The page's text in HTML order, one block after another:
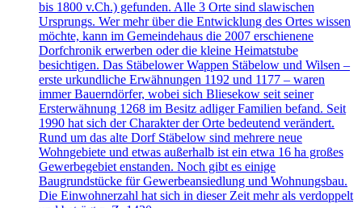
bis 1800 v.Ch.) gefunden. Alle 3 Orte sind slawischen
Ursprungs. Wer mehr über die Entwicklung des Ortes wissen
möchte, kann im Gemeindehaus die 2007 erschienene
Dorfchronik erwerben oder die kleine Heimatstube
besichtigen. Das Stäbelower Wappen Stäbelow und Wilsen –
erste urkundliche Erwähnungen 1192 und 1177 – waren
immer Bauerndörfer, wobei sich Bliesekow seit seiner
Ersterwähnung 1268 im Besitz adliger Familien befand. Seit
1990 hat sich der Charakter der Orte bedeutend verändert.
Rund um das alte Dorf Stäbelow sind mehrere neue
Wohngebiete und etwas außerhalb ist ein etwa 16 ha großes
Gewerbegebiet enstanden. Noch gibt es einige
Baugrundstücke für Gewerbeansiedlung und Wohnungsbau.
Die Einwohnerzahl hat sich in dieser Zeit mehr als verdoppelt